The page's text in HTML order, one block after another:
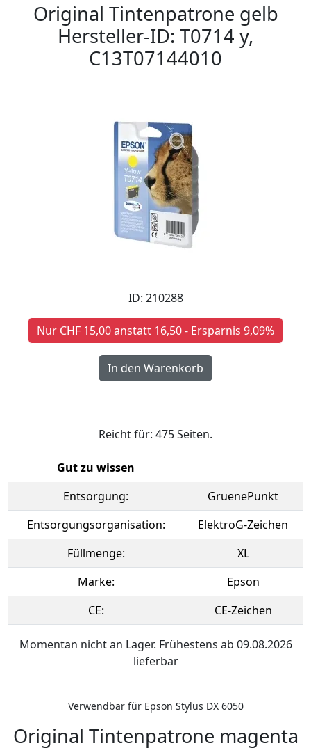
Original Tintenpatrone gelb
Hersteller-ID: T0714 y,
C13T07144010
ID: 210288
Nur CHF 15,00 anstatt 16,50 - Ersparnis 9,09%
Reicht für: 475 Seiten.
Gut zu wissen
Entsorgung:
GruenePunkt
Entsorgungsorganisation:
ElektroG-Zeichen
Füllmenge:
XL
Marke:
Epson
CE:
CE-Zeichen
Momentan nicht an Lager. Frühestens ab 09.08.2026
lieferbar
Verwendbar für Epson Stylus DX 6050
Original Tintenpatrone magenta